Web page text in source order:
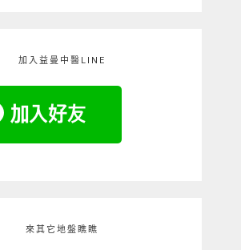
加入益曼中醫LINE
來其它地盤瞧瞧